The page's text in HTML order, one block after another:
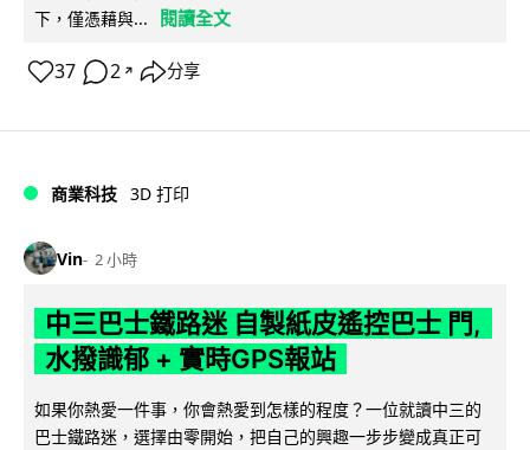
下，僅憑藉與...
閱讀全文
37 2 ↗ 分享
商業科技 3D 打印
Vin 2 小時
中三巴士鐵路迷 自製紙皮遙控巴士 門,
水撥識郁 + 實時GPS報站
如果你熱愛一件事，你會熱愛到怎樣的程度？一位就讀中三的
巴士鐵路迷，選擇由零開始，把自己的興趣一步步變成真正可